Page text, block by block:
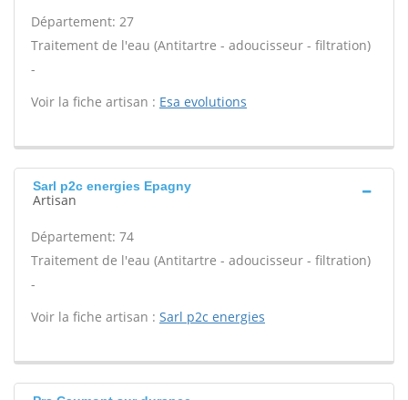
Département: 27
Traitement de l'eau (Antitartre - adoucisseur - filtration)
-
Voir la fiche artisan : Esa evolutions
Sarl p2c energies Epagny
Artisan
Département: 74
Traitement de l'eau (Antitartre - adoucisseur - filtration)
-
Voir la fiche artisan : Sarl p2c energies